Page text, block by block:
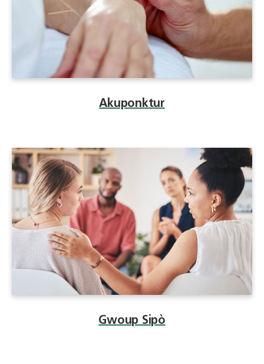
Akuponktur
Gwoup Sipò